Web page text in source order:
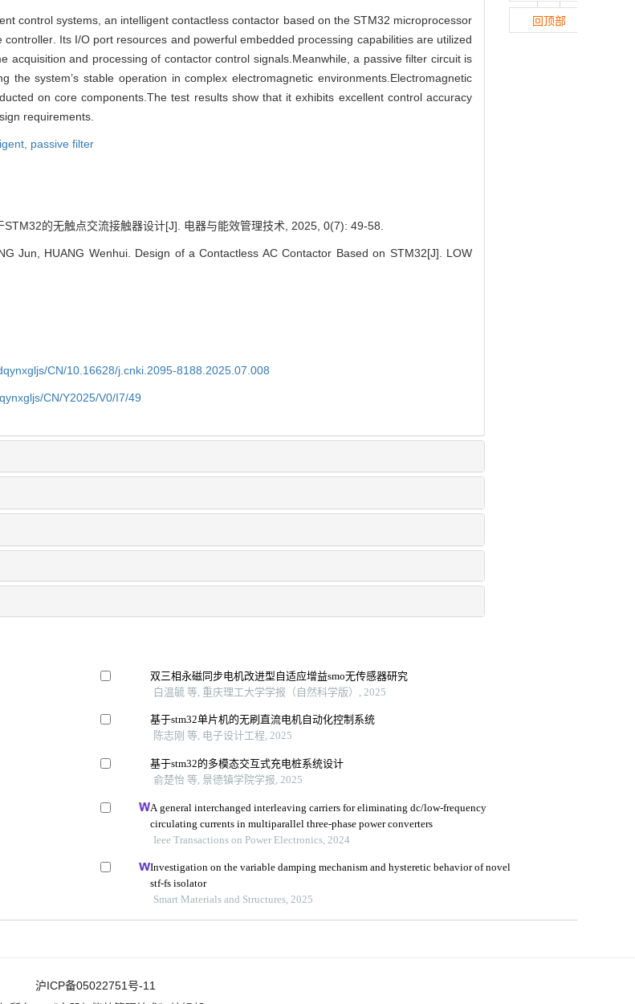
control systems, an intelligent contactless contactor based on the STM32 microprocessor
Its I/O port resources and powerful embedded processing capabilities are utilized
and processing of contactor control signals.Meanwhile, a passive filter circuit is
system’s stable operation in complex electromagnetic environments.Electromagnetic
on core components.The test results show that it exhibits excellent control accuracy
requirements.
passive filter
的无触点交流接触器设计[J]. 电器与能效管理技术, 2025, 0(7): 49-58.
Jun, HUANG Wenhui. Design of a Contactless AC Contactor Based on STM32[J]. LOW
CN/10.16628/j.cnki.2095-8188.2025.07.008
CN/Y2025/V0/I7/49
回顶部
双三相永磁同步电机改进型自适应增益smo无传感器研究
白温毓 等, 重庆理工大学学报（自然科学版）, 2025
基于stm32单片机的无刷直流电机自动化控制系统
陈志刚 等, 电子设计工程, 2025
基于stm32的多模态交互式充电桩系统设计
俞楚怡 等, 景德镇学院学报, 2025
A general interchanged interleaving carriers for eliminating dc/low-frequency
circulating currents in multiparallel three-phase power converters
Ieee Transactions on Power Electronics, 2024
Investigation on the variable damping mechanism and hysteretic behavior of novel
stf-fs isolator
Smart Materials and Structures, 2025
沪ICP备05022751号-11